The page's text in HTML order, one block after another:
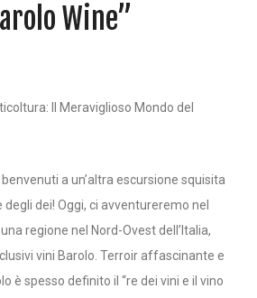
Wine”
Il Meraviglioso Mondo del
a un’altra escursione squisita
dei! Oggi, ci avventureremo nel
regione nel Nord-Ovest dell’Italia,
vini Barolo. Terroir affascinante e
è spesso definito il “re dei vini e il vino